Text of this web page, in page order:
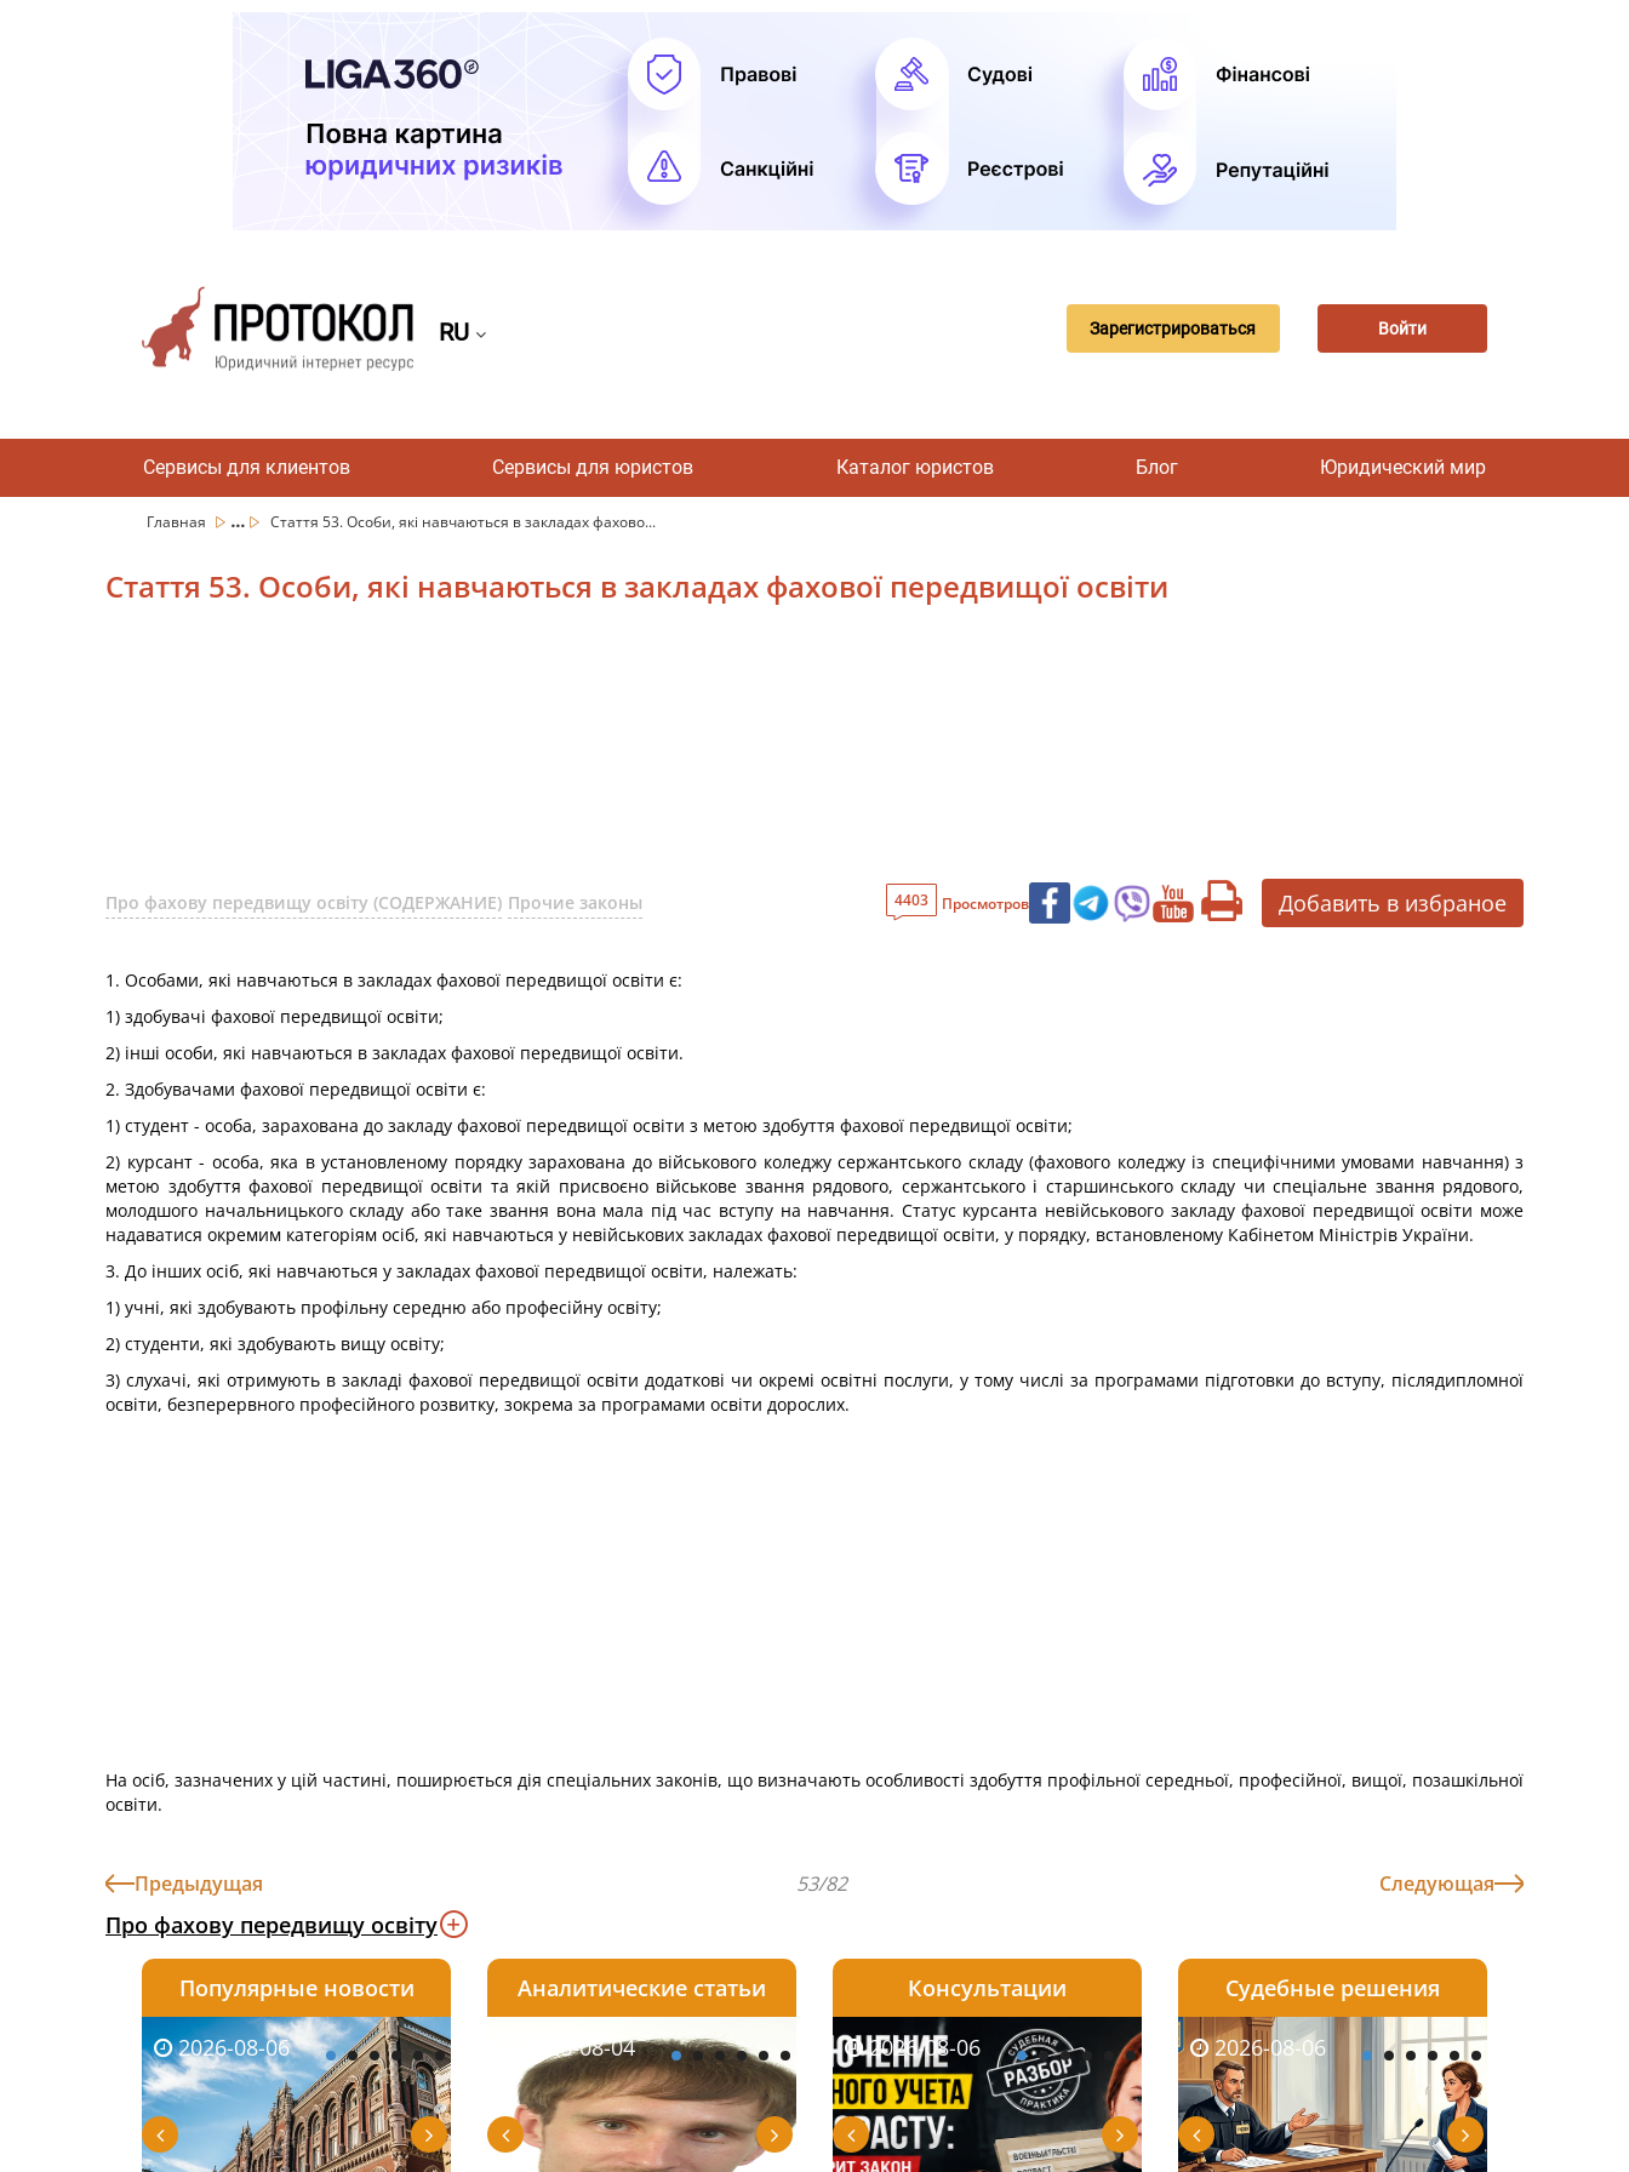
RU Зарегистрироваться Войти
Сервисы для клиентов Сервисы для юристов Каталог юристов Блог Юридический мир
Главная ... Стаття 53. Особи, які навчаються в закладах фахово...
Стаття 53. Особи, які навчаються в закладах фахової передвищої освіти
Про фахову передвищу освіту (СОДЕРЖАНИЕ) Прочие законы 4403 Просмотров Добавить в избраное
1. Особами, які навчаються в закладах фахової передвищої освіти є:
1) здобувачі фахової передвищої освіти;
2) інші особи, які навчаються в закладах фахової передвищої освіти.
2. Здобувачами фахової передвищої освіти є:
1) студент - особа, зарахована до закладу фахової передвищої освіти з метою здобуття фахової передвищої освіти;
2) курсант - особа, яка в установленому порядку зарахована до військового коледжу сержантського складу (фахового коледжу із специфічними умовами навчання) з
метою здобуття фахової передвищої освіти та якій присвоєно військове звання рядового, сержантського і старшинського складу чи спеціальне звання рядового,
молодшого начальницького складу або таке звання вона мала під час вступу на навчання. Статус курсанта невійськового закладу фахової передвищої освіти може
надаватися окремим категоріям осіб, які навчаються у невійськових закладах фахової передвищої освіти, у порядку, встановленому Кабінетом Міністрів України.
3. До інших осіб, які навчаються у закладах фахової передвищої освіти, належать:
1) учні, які здобувають профільну середню або професійну освіту;
2) студенти, які здобувають вищу освіту;
3) слухачі, які отримують в закладі фахової передвищої освіти додаткові чи окремі освітні послуги, у тому числі за програмами підготовки до вступу, післядипломної
освіти, безперервного професійного розвитку, зокрема за програмами освіти дорослих.
На осіб, зазначених у цій частині, поширюється дія спеціальних законів, що визначають особливості здобуття профільної середньої, професійної, вищої, позашкільної
освіти.
Предыдущая 53/82 Следующая
Про фахову передвищу освіту
Популярные новости
2026-08-06 2026-08-06 2026-08-06 2026-08-05 2026-08-05
Аналитические статьи
2026-08-03 2026-08-04 2026-08-04 2026-08-03 2026-08-03
Консультации
2026-08-05 2026-08-06 2026-08-06 2026-08-06
Судебные решения
2026-07-30 2026-08-06